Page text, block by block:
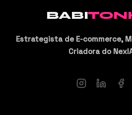
BABI
Estrategista de E-commerce,
Criadora do